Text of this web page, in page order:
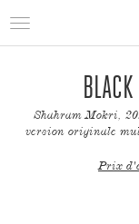
Toggle
Shahram Mokri,
version originale
Prix